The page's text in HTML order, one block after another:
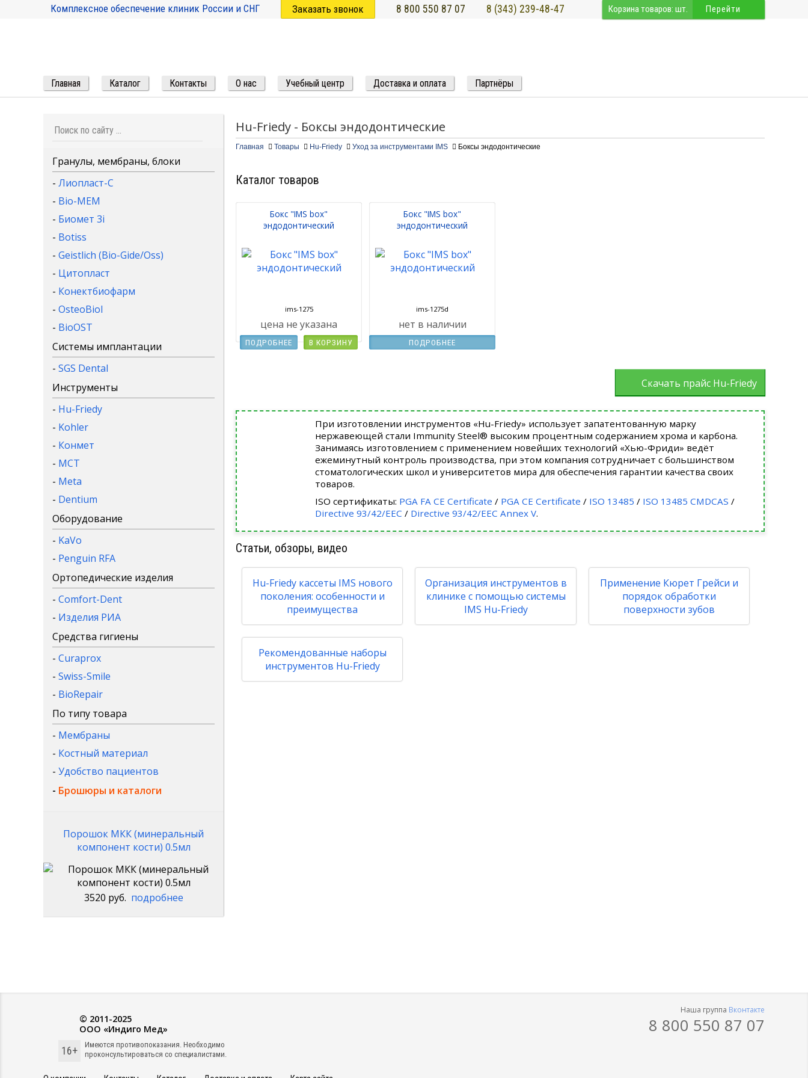
Перейти
Корзина товаров: шт.
Комплексное обеспечение клиник России и СНГ Заказать звонок 8 800 550 87 07 8 (343) 239-48-47
Главная Каталог Контакты О нас Учебный центр Доставка и оплата Партнёры
Hu-Friedy - Боксы эндодонтические
Главная Товары Hu-Friedy Уход за инструментами IMS Боксы эндодонтические
Каталог товаров
Бокс "IMS box"
эндодонтический
ims-1275
цена не указана
В КОРЗИНУ
ПОДРОБНЕЕ
Бокс "IMS box"
эндодонтический
ims-1275d
нет в наличии
ПОДРОБНЕЕ
Скачать прайс Hu-Friedy
При изготовлении инструментов «Hu-Friedy» использует запатентованную марку
нержавеющей стали Immunity Steel® высоким процентным содержанием хрома и карбона.
Занимаясь изготовлением с применением новейших технологий «Хью-Фриди» ведёт
ежеминутный контроль производства, при этом компания сотрудничает с большинством
стоматологических школ и университетов мира для обеспечения гарантии качества своих
товаров.
ISO сертификаты: PGA FA CE Certificate / PGA CE Certificate / ISO 13485 / ISO 13485 CMDCAS /
Directive 93/42/EEC / Directive 93/42/EEC Annex V.
Статьи, обзоры, видео
Hu-Friedy кассеты IMS нового
поколения: особенности и
преимущества
Организация инструментов в
клинике с помощью системы
IMS Hu-Friedy
Применение Кюрет Грейси и
порядок обработки
поверхности зубов
Рекомендованные наборы
инструментов Hu-Friedy
Гранулы, мембраны, блоки
- Лиопласт-С
- Bio-MEM
- Биомет 3i
- Botiss
- Geistlich (Bio-Gide/Oss)
- Цитопласт
- Конектбиофарм
- OsteoBiol
- BioOST
Системы имплантации
- SGS Dental
Инструменты
- Hu-Friedy
- Kohler
- Конмет
- MCT
- Meta
- Dentium
Оборудование
- KaVo
- Penguin RFA
Ортопедические изделия
- Comfort-Dent
- Изделия РИА
Средства гигиены
- Curaprox
- Swiss-Smile
- BioRepair
По типу товара
- Мембраны
- Костный материал
- Удобство пациентов
- Брошюры и каталоги
Порошок МКК (минеральный
компонент кости) 0.5мл
3520 руб. подробнее
Наша группа Вконтакте
8 800 550 87 07
© 2011-2025
ООО «Индиго Мед»
16+
Имеются противопоказания. Необходимо
проконсультироваться со специалистами.